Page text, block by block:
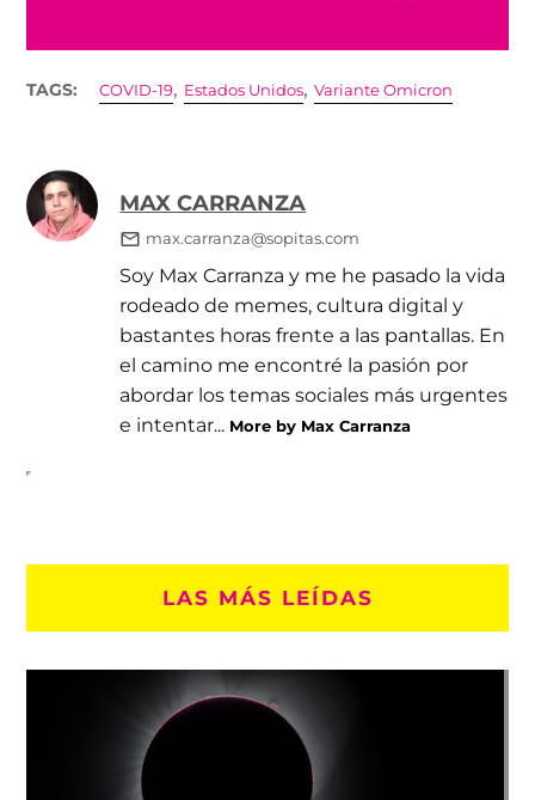
TAGS: COVID-19, Estados Unidos,Variante Omicron
MAX CARRANZA
max.carranza@sopitas.com
Soy Max Carranza y me he pasado la vida
rodeado de memes, cultura digital y
bastantes horas frente a las pantallas. En
el camino me encontré la pasión por
abordar los temas sociales más urgentes
e intentar... More by Max Carranza
LAS MÁS LEÍDAS